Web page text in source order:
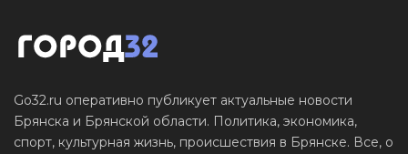
Go32.ru оперативно публикует актуальные новости
Брянска и Брянской области. Политика, экономика,
спорт, культурная жизнь, происшествия в Брянске. Все, о